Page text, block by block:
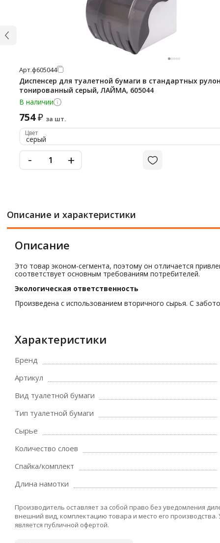
Арт.ф605044
Диспенсер для туалетной бумаги в стандартных
тонированный серый, ЛАЙМА, 605044
В наличии
754₽ за шт.
Цвет
серый
- +
Описание и характеристики
Описание
Это товар эконом-сегмента, поэтому он отличается
соответствует основным требованиям потребителей.
Экологическая ответственность
Произведена с использованием вторичного сырья. С
Характеристики
Бренд
Артикул
Вид туалетной бумаги
Тип туалетной бумаги
Сырье
Количество слоев
Спайка/комплект
Длина намотки
Производитель оставляет за собой право без уведомления
внешний вид, комплектацию товара и место его
является публичной офертой.